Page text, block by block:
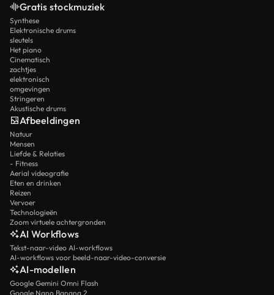
Gratis stockmuziek
Synthese
Elektronische drums
sleutels
Het piano
Cinematisch
zachtjes
elektronisch
omgevingen
Stringeren
Akustische drums
Afbeeldingen
Natuur
Mensen
Liefde & Relaties
- Fitness
Aerial videografie
Eten en drinken
Reizen
Vervoer
Technologieën
Zoom virtuele achtergronden
AI Workflows
Tekst-naar-video AI-workflows
AI-workflows voor beeld-naar-video-conversie
AI-modellen
Google Gemini Omni Flash
Google Nano Banana 2